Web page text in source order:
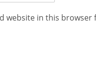
website in this